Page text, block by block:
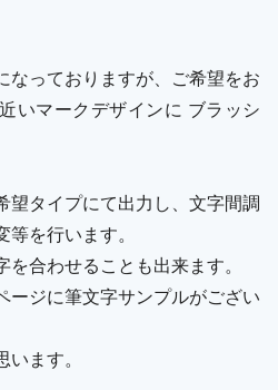
なっておりますが、ご希望をお
いマークデザインに ブラッシ
望タイプにて出力し、文字間調
を行います。
合わせることも出来ます。
ージに筆文字サンプルがござい
ます。